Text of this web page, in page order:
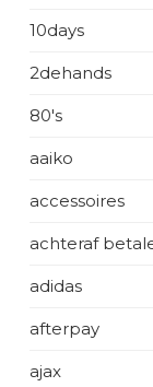
10days
2dehands
80's
aaiko
accessoires
achteraf
adidas
afterpay
ajax